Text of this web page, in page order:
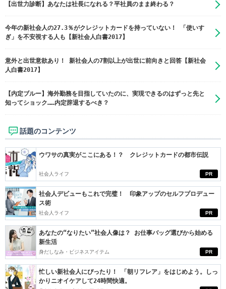
【出世力診断】あなたは社長になれる？平社員のまま終わる？
今年の新社会人の27.3％がクレジットカードを持っていない！ 「使いす
ぎ」を不安視する人も【新社会人白書2017】
意外と出世意欲あり！ 新社会人の7割以上が出世に前向きと回答【新社会
人白書2017】
【内定ブルー】海外勤務を目指していたのに、実現できるのはずっと先と
知ってショック……内定辞退するべき？
話題のコンテンツ
PR
ウワサの真実がここにある！？ クレジットカードの都市伝説
社会人ライフ
PR
社会人デビューもこれで完璧！ 印象アップのセルフプロデュー
ス術
社会人ライフ
PR
あなたの“なりたい”社会人像は？ お仕事バッグ選びから始める
新生活
身だしなみ・ビジネスアイテム
忙しい新社会人にぴったり！ 「朝リフレア」をはじめよう。しっ
かりニオイケアして24時間快適。